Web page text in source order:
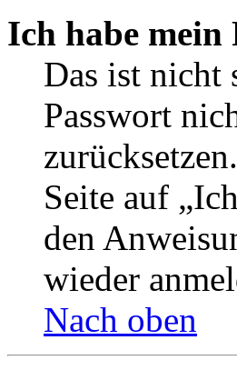
Ich habe mein
Das ist nicht
Passwort
Seite auf
den
wieder
Nach oben